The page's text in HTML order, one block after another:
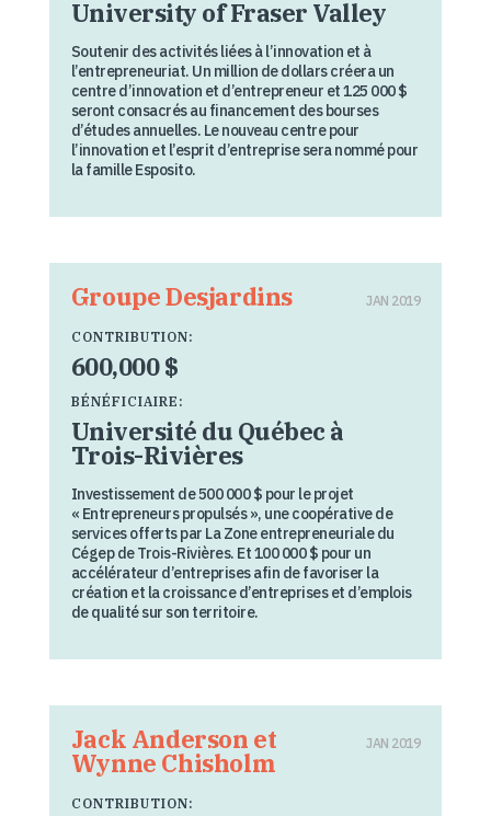
University of Fraser Valley
Soutenir des activités liées à l’innovation et à
l’entrepreneuriat. Un million de dollars créera un
centre d’innovation et d’entrepreneur et 125 000 $
seront consacrés au financement des bourses
d’études annuelles. Le nouveau centre pour
l’innovation et l’esprit d’entreprise sera nommé pour
la famille Esposito.
Groupe Desjardins JAN 2019
CONTRIBUTION:
600,000 $
BÉNÉFICIAIRE:
Université du Québec à
Trois-Rivières
Investissement de 500 000 $ pour le projet
« Entrepreneurs propulsés », une coopérative de
services offerts par La Zone entrepreneuriale du
Cégep de Trois-Rivières. Et 100 000 $ pour un
accélérateur d’entreprises afin de favoriser la
création et la croissance d’entreprises et d’emplois
de qualité sur son territoire.
Jack Anderson et
Wynne Chisholm
JAN 2019
CONTRIBUTION: